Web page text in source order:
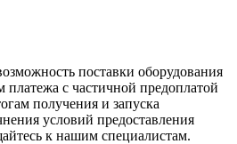
поставки оборудования
с частичной предоплатой
получения и запуска
условий предоставления
к нашим специалистам.